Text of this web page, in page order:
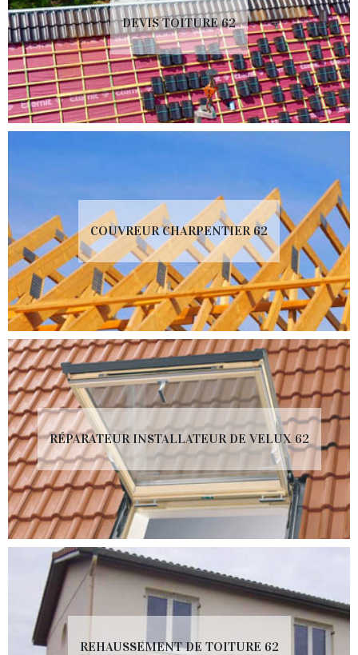
DEVIS TOITURE 62
COUVREUR CHARPENTIER 62
RÉPARATEUR INSTALLATEUR DE VELUX 62
REHAUSSEMENT DE TOITURE 62